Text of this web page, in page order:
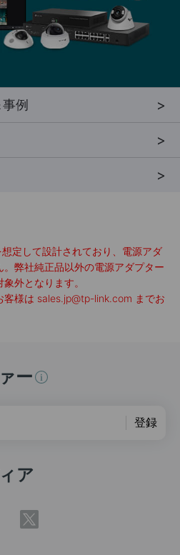
例
定して設計されており、電源アダ
弊社純正品以外の電源アダプター
外となります。
客様は sales.jp@tp-link.com までお
ー
登録
ア